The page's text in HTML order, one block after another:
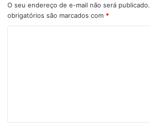
O seu endereço de e-mail não será publicado.
obrigatórios são marcados com *
á